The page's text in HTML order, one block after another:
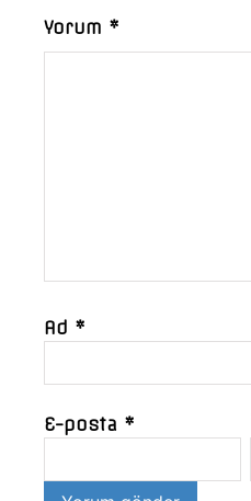
Yorum *
Ad *
E-posta *